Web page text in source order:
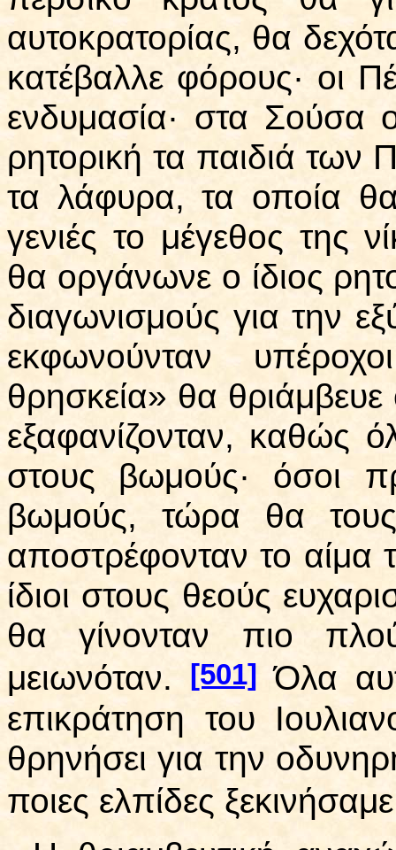
αυτοκρατορίας, θα
κατέβαλλε φόρους· οι
ενδυμασία· στα Σούσα
ρητορική τα παιδιά των
τα λάφυρα, τα οποία
γενιές το μέγεθος της
θα οργάνωνε ο ίδιος
διαγωνισμούς για την
εκφωνούνταν
θρησκεία» θα θριάμβευε
εξαφανίζονταν, καθώς
στους βωμούς· όσοι
βωμούς, τώρα θα
αποστρέφονταν το
ίδιοι στους θεούς
θα γίνονταν πιο
μειωνόταν.
[501]
Όλα
επικράτηση του
θρηνήσει για την
ποιες ελπίδες